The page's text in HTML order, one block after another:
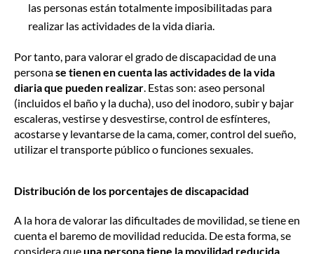
las personas están totalmente imposibilitadas para
realizar las actividades de la vida diaria.
Por tanto, para valorar el grado de discapacidad de una
personase tienen en cuenta las actividades de la vida
diaria que pueden realizar. Estas son: aseo personal
(incluidos el baño y la ducha), uso del inodoro, subir y bajar
escaleras, vestirse y desvestirse, control de esfínteres,
acostarse y levantarse de la cama, comer, control del sueño,
utilizar el transporte público o funciones sexuales.
Distribución de los porcentajes de discapacidad
A la hora de valorar las dificultades de movilidad, se tiene en
cuenta el baremo de movilidad reducida. De esta forma, se
considera queuna persona tiene la movilidad reducida